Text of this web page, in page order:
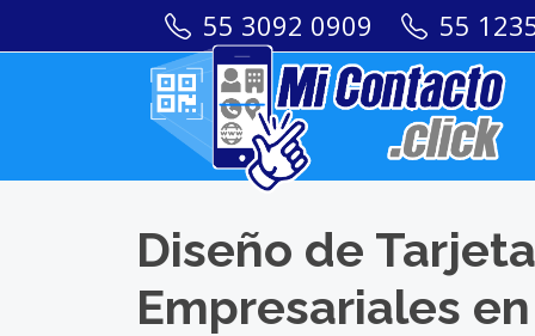
55 3092 0909 55
Diseño de
Empresariales